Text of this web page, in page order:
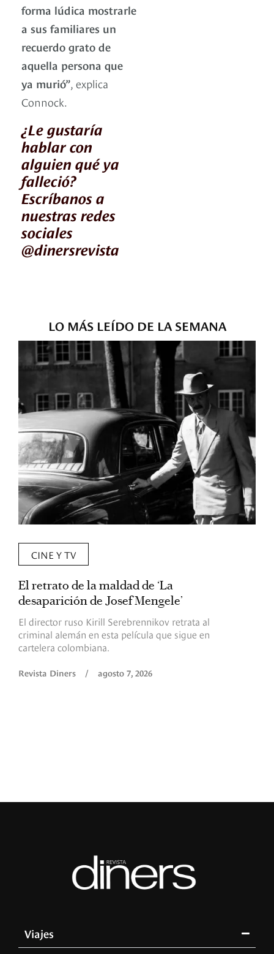
forma lúdica mostrarle
a sus familiares un
recuerdo grato de
aquella persona que
ya murió”, explica
Connock.
¿Le gustaría
hablar con
alguien qué ya
falleció?
Escríbanos a
nuestras redes
sociales
@dinersrevista
LO MÁS LEÍDO DE LA SEMANA
CINE Y TV
El retrato de la maldad de ‘La
desaparición de Josef Mengele’
El director ruso Kirill Serebrennikov retrata al
criminal alemán en esta película que sigue en
cartelera colombiana.
Revista Diners / agosto 7, 2026
Viajes